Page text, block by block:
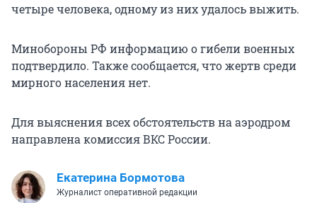
четыре человека, одному из них удалось выжить.
Минобороны РФ информацию о гибели военных
подтвердило. Также сообщается, что жертв среди
мирного населения нет.
Для выяснения всех обстоятельств на аэродром
направлена комиссия ВКС России.
Екатерина Бормотова
Журналист оперативной редакции